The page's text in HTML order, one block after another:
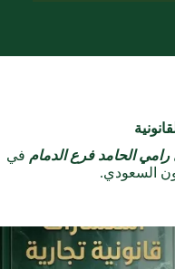
الحامد فرع الدمام في
السعودي.